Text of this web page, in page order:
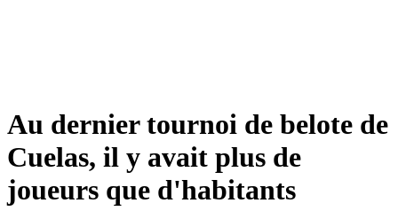
Au dernier tournoi de belote de
Cuelas, il y avait plus de
joueurs que d'habitants